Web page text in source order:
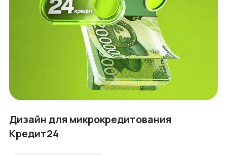
Дизайн для микрокредитования
Кредит24